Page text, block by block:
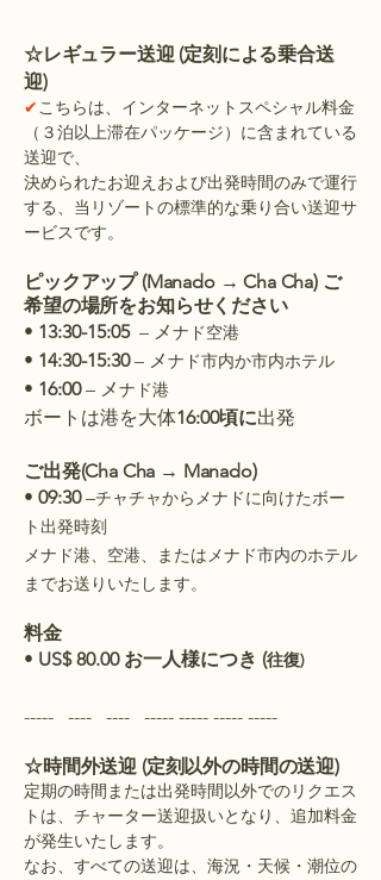
​☆レギュラー送迎 (定刻による乗合送
迎)
✔こちらは、インターネットスペシャル料金
（３泊以上滞在パッケージ）に含まれている
送迎で、
決められたお迎えおよび出発時間のみで運行
する、当リゾートの標準的な乗り合い送迎サ
ービスです。
ピックアップ (Manado → Cha Cha) ご
希望の場所をお知らせください
• 13:30-15:05 – メナド空港
• 14:30-15:30– メナド市内か市内ホテル
• 16:00– メナド港
ボートは港を大体16:00頃に出発
ご出発(Cha Cha → Manado)
• 09:30–チャチャからメナドに向けたボー
ト出発時刻
メナド港、空港、またはメナド市内のホテル
までお送りいたします。
料金
• US$ 80.00 お一人様につき (往復)
​----- ---- ---- ----- ----- ----- -----
☆時間外送迎 (定刻以外の時間の送迎)
定期の時間または出発時間以外でのリクエス
トは、チャーター送迎扱いとなり、追加料金
が発生いたします。
なお、すべての送迎は、海況・天候・潮位の